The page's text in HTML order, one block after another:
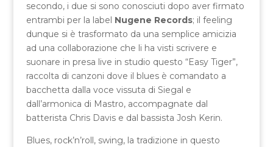
secondo, i due si sono conosciuti dopo aver firmato
entrambi per la label Nugene Records; il feeling
dunque si è trasformato da una semplice amicizia
ad una collaborazione che li ha visti scrivere e
suonare in presa live in studio questo “Easy Tiger”,
raccolta di canzoni dove il blues è comandato a
bacchetta dalla voce vissuta di Siegal e
dall’armonica di Mastro, accompagnate dal
batterista Chris Davis e dal bassista Josh Kerin.
Blues, rock’n’roll, swing, la tradizione in questo